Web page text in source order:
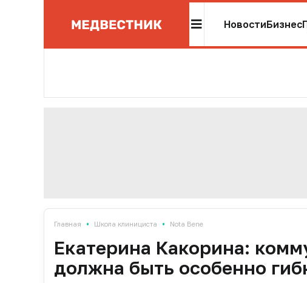
НовостиБизнес
Главная • Школа клинициста • Nota Bene
Екатерина Какорина:
должна быть особенно